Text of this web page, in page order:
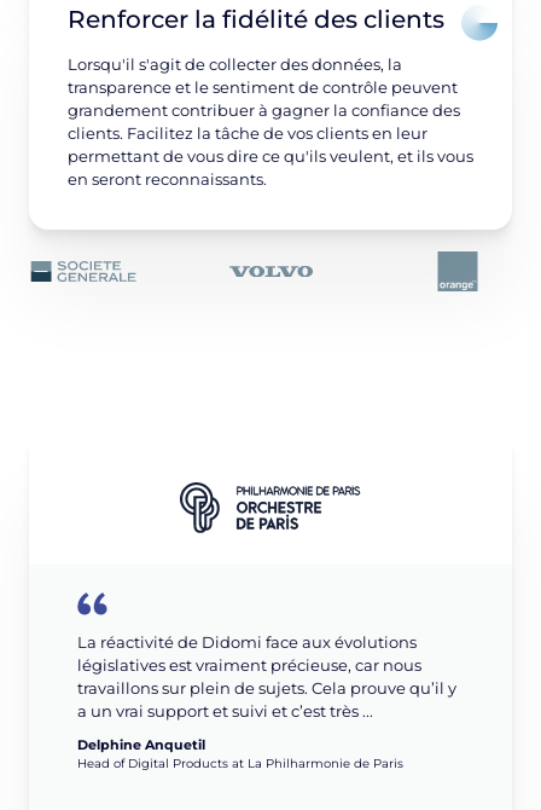
Renforcer la fidélité des clients
Lorsqu'il s'agit de collecter des données, la
transparence et le sentiment de contrôle peuvent
grandement contribuer à gagner la confiance des
clients. Facilitez la tâche de vos clients en leur
permettant de vous dire ce qu'ils veulent, et ils vous
en seront reconnaissants.
La réactivité de Didomi face aux évolutions
législatives est vraiment précieuse, car nous
travaillons sur plein de sujets. Cela prouve qu’il y
a un vrai support et suivi et c’est très ...
Delphine Anquetil
Head of Digital Products at La Philharmonie de Paris